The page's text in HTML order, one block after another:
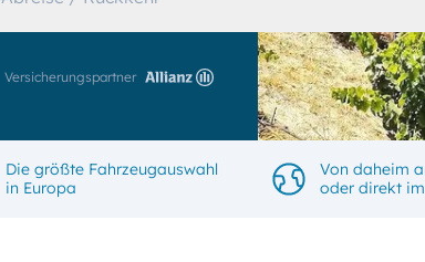
Versicherungspartner
Die größte Fahrzeugauswahl
in Europa
Von daheim
oder direkt